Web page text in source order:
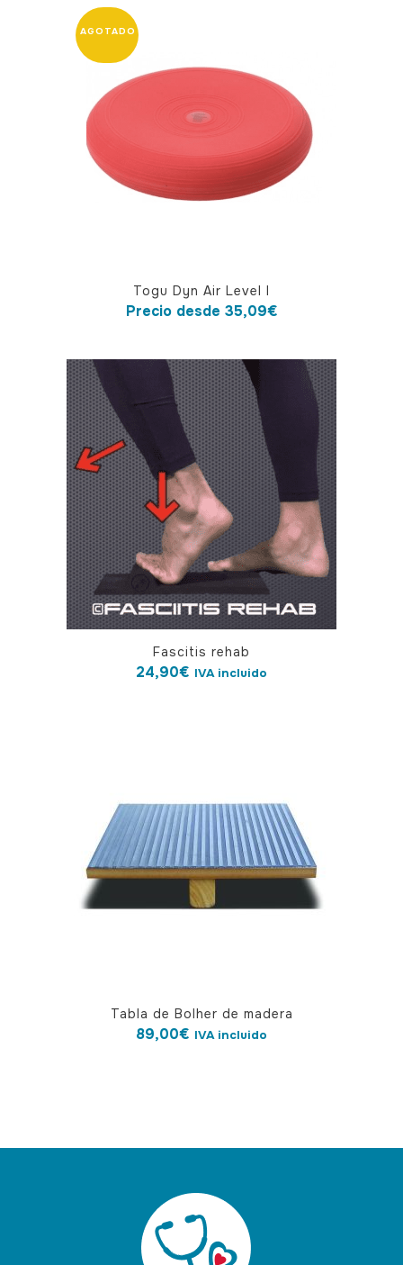
producto
variantes.
Las
opciones
se
pueden
elegir
en
la
página
de
producto
Togu Dyn Air Level I
Precio desde 35,09€
Fascitis rehab
24,90€ IVA incluido
Tabla de Bolher de madera
89,00€ IVA incluido